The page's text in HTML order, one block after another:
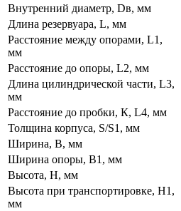
Внутренний диаметр, Dв, мм
Длина резервуара, L, мм
Расстояние между опорами, L1,
мм
Расстояние до опоры, L2, мм
Длина цилиндрической части, L3,
мм
Расстояние до пробки, К, L4, мм
Толщина корпуса, S/S1, мм
Ширина, В, мм
Ширина опоры, В1, мм
Высота, Н, мм
Высота при транспортировке, Н1,
мм